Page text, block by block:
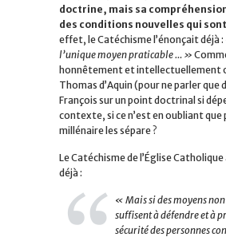
doctrine, mais sa
des conditions nouvelles qui
effet, le Catéchisme l’énonçait déjà :
l’unique moyen praticable … »
honnêtement et intellectuellement
Thomas d’Aquin (pour ne parler que
François sur un point doctrinal si
contexte, si ce n’est en oubliant que
millénaire les sépare ?
Le Catéchisme de l’Église
déjà :
« Mais si des moyens
suffisent à défendre et à
sécurité des personnes